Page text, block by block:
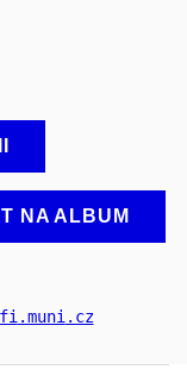
NA ALBUM
.muni.cz